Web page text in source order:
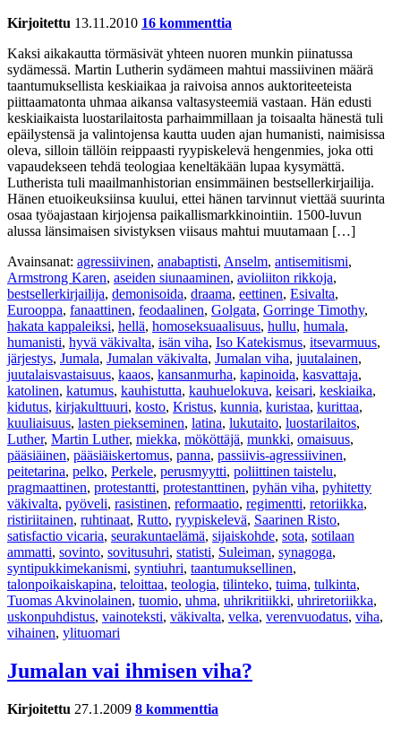
Kirjoitettu 13.11.2010 16 kommenttia
Kaksi aikakautta törmäsivät yhteen nuoren munkin piinatussa
sydämessä. Martin Lutherin sydämeen mahtui massiivinen määrä
taantumuksellista keskiaikaa ja raivoisa annos auktoriteeteista
piittaamatonta uhmaa aikansa valtasysteemiä vastaan. Hän edusti
keskiaikaista luostarilaitosta parhaimmillaan ja toisaalta hänestä tuli
epäilystensä ja valintojensa kautta uuden ajan humanisti, naimisissa
oleva, silloin tällöin reippaasti ryypiskelevä hengenmies, joka otti
vapaudekseen tehdä teologiaa keneltäkään lupaa kysymättä.
Lutherista tuli maailmanhistorian ensimmäinen bestsellerkirjailija.
Hänen etuoikeuksiinsa kuului, ettei hänen tarvinnut viettää suurinta
osaa työajastaan kirjojensa paikallismarkkinointiin. 1500-luvun
alussa länsimaisen sivistyksen viisaus mahtui muutamaan […]
Avainsanat: agressiivinen, anabaptisti, Anselm, antisemitismi,
Armstrong Karen, aseiden siunaaminen, avioliiton rikkoja,
bestsellerkirjailija, demonisoida, draama, eettinen, Esivalta,
Eurooppa, fanaattinen, feodaalinen, Golgata, Gorringe Timothy,
hakata kappaleiksi, hellä, homoseksuaalisuus, hullu, humala,
humanisti, hyvä väkivalta, isän viha, Iso Katekismus, itsevarmuus,
järjestys, Jumala, Jumalan väkivalta, Jumalan viha, juutalainen,
juutalaisvastaisuus, kaaos, kansanmurha, kapinoida, kasvattaja,
katolinen, katumus, kauhistutta, kauhuelokuva, keisari, keskiaika,
kidutus, kirjakulttuuri, kosto, Kristus, kunnia, kuristaa, kurittaa,
kuuliaisuus, lasten piekseminen, latina, lukutaito, luostarilaitos,
Luther, Martin Luther, miekka, mököttäjä, munkki, omaisuus,
pääsiäinen, pääsiäiskertomus, panna, passiivis-agressiivinen,
peitetarina, pelko, Perkele, perusmyytti, poliittinen taistelu,
pragmaattinen, protestantti, protestanttinen, pyhän viha, pyhitetty
väkivalta, pyöveli, rasistinen, reformaatio, regimentti, retoriikka,
ristiriitainen, ruhtinaat, Rutto, ryypiskelevä, Saarinen Risto,
satisfactio vicaria, seurakuntaelämä, sijaiskohde, sota, sotilaan
ammatti, sovinto, sovitusuhri, statisti, Suleiman, synagoga,
syntipukkimekanismi, syntiuhri, taantumuksellinen,
talonpoikaiskapina, teloittaa, teologia, tilinteko, tuima, tulkinta,
Tuomas Akvinolainen, tuomio, uhma, uhrikritiikki, uhriretoriikka,
uskonpuhdistus, vainoteksti, väkivalta, velka, verenvuodatus, viha,
vihainen, ylituomari
Jumalan vai ihmisen viha?
Kirjoitettu 27.1.2009 8 kommenttia